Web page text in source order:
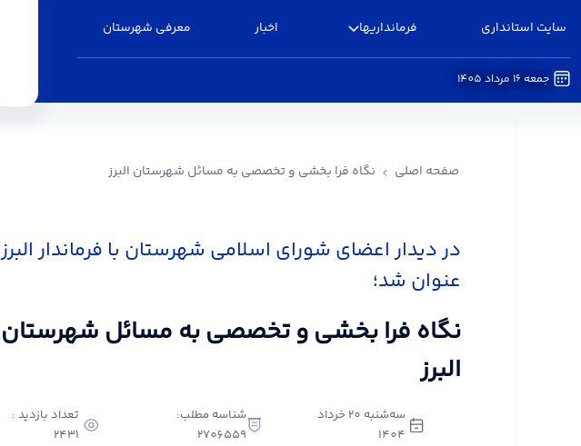
سایت استانداری فرمانداریها اخبار معرفی شهرستان
جمعه 16 مرداد 1405
صفحه اصلی نگاه فرا بخشی و تخصصی به مسائل شهرستان البرز
در دیدار اعضای شورای اسلامی شهرستان با فرماندار البرز
عنوان شد؛
نگاه فرا بخشی و تخصصی به مسائل شهرستان
البرز
سه‌شنبه 20 خرداد
1404
شناسه مطلب:
2706559
تعداد بازدید :
2431